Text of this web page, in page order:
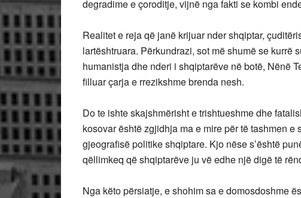
degradime e çoroditje, vijnë nga fakti se kombi
Realitet e reja që janë krijuar nder shqiptar,
lartështruara. Përkundrazi, sot më shumë se kurrë
humanistja dhe nderi i shqiptarëve në botë, Nënë
filluar çarja e rrezikshme brenda nesh.
Do te ishte skajshmërisht e trishtueshme dhe
kosovar është zgjidhja ma e mire për të tashmen
gjeografisë politike shqiptare. Kjo nëse s’është
qëllimkeq që shqiptarëve ju vë edhe një digë të
Nga këto përsiatje, e shohim sa e domosdoshme